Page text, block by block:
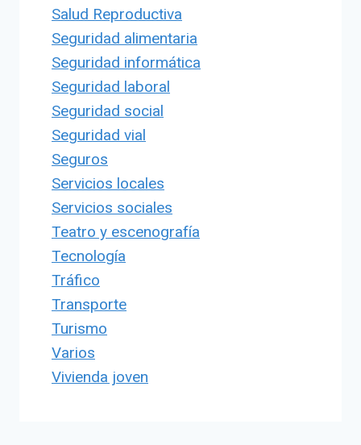
Salud Reproductiva
Seguridad alimentaria
Seguridad informática
Seguridad laboral
Seguridad social
Seguridad vial
Seguros
Servicios locales
Servicios sociales
Teatro y escenografía
Tecnología
Tráfico
Transporte
Turismo
Varios
Vivienda joven